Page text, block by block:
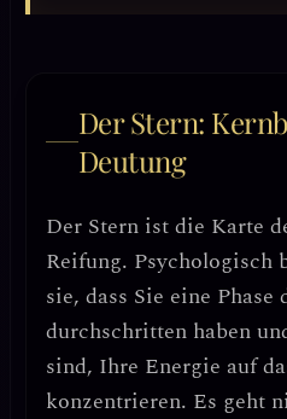
Der Stern:
Deutung
Der Stern ist die Karte
Reifung. Psychologisch
sie, dass Sie eine
durchschritten haben
sind, Ihre Energie auf
konzentrieren. Es geht